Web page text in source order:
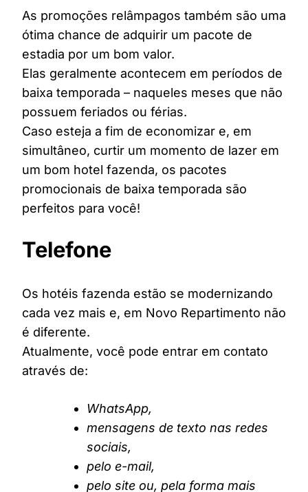
As promoções relâmpagos também são uma
ótima chance de adquirir um pacote de
estadia por um bom valor.
Elas geralmente acontecem em períodos de
baixa temporada – naqueles meses que não
possuem feriados ou férias.
Caso esteja a fim de economizar e, em
simultâneo, curtir um momento de lazer em
um bom hotel fazenda, os pacotes
promocionais de baixa temporada são
perfeitos para você!
Telefone
Os hotéis fazenda estão se modernizando
cada vez mais e, em Novo Repartimento não
é diferente.
Atualmente, você pode entrar em contato
através de:
WhatsApp,
mensagens de texto nas redes
sociais,
pelo e-mail,
pelo site ou, pela forma mais